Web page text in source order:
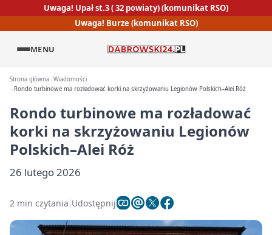
Uwaga! Upał st.3 ( 32 powiaty) (komunikat RSO)
Uwaga! Burze (komunikat RSO)
MENU
Strona główna Wiadomości
Rondo turbinowe ma rozładować korki na skrzyżowaniu Legionów Polskich–Alei Róż
Rondo turbinowe ma rozładować
korki na skrzyżowaniu Legionów
Polskich–Alei Róż
26 lutego 2026
2 min czytania Udostępnij